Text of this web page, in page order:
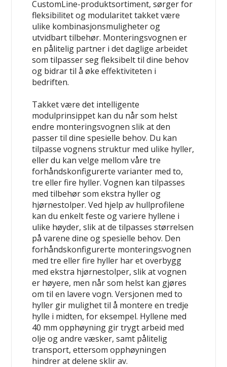
CustomLine-produktsortiment, sørger for
fleksibilitet og modularitet takket være
ulike kombinasjonsmuligheter og
utvidbart tilbehør. Monteringsvognen er
en pålitelig partner i det daglige arbeidet
som tilpasser seg fleksibelt til dine behov
og bidrar til å øke effektiviteten i
bedriften.
Takket være det intelligente
modulprinsippet kan du når som helst
endre monteringsvognen slik at den
passer til dine spesielle behov. Du kan
tilpasse vognens struktur med ulike hyller,
eller du kan velge mellom våre tre
forhåndskonfigurerte varianter med to,
tre eller fire hyller. Vognen kan tilpasses
med tilbehør som ekstra hyller og
hjørnestolper. Ved hjelp av hullprofilene
kan du enkelt feste og variere hyllene i
ulike høyder, slik at de tilpasses størrelsen
på varene dine og spesielle behov. Den
forhåndskonfigurerte monteringsvognen
med tre eller fire hyller har et overbygg
med ekstra hjørnestolper, slik at vognen
er høyere, men når som helst kan gjøres
om til en lavere vogn. Versjonen med to
hyller gir mulighet til å montere en tredje
hylle i midten, for eksempel. Hyllene med
40 mm opphøyning gir trygt arbeid med
olje og andre væsker, samt pålitelig
transport, ettersom opphøyningen
hindrer at delene sklir av.